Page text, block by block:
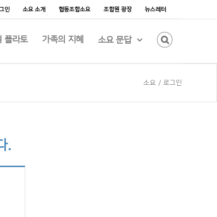
인 소요 소개 협동조합소요 조합원 광장 뉴스레터
플라토 가족의 지혜 소요 문답
소요 / 로그인
.